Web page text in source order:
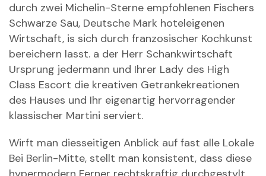
durch zwei Michelin-Sterne empfohlenen Fischers
Schwarze Sau, Deutsche Mark hoteleigenen
Wirtschaft, is sich durch franzosischer Kochkunst
bereichern lasst. a der Herr Schankwirtschaft
Ursprung jedermann und Ihrer Lady des High
Class Escort die kreativen Getrankekreationen
des Hauses und Ihr eigenartig hervorragender
klassischer Martini serviert.
Wirft man diesseitigen Anblick auf fast alle Lokale
Bei Berlin-Mitte, stellt man konsistent, dass diese